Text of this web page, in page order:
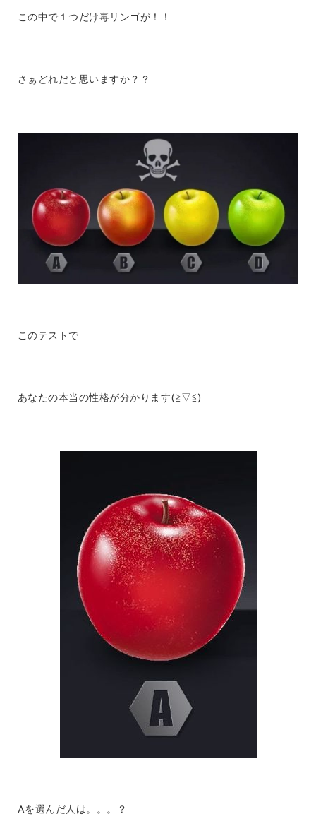
この中で１つだけ毒リンゴが！！
さぁどれだと思いますか？？
このテストで
あなたの本当の性格が分かります(≧▽≦)
Aを選んだ人は。。。？